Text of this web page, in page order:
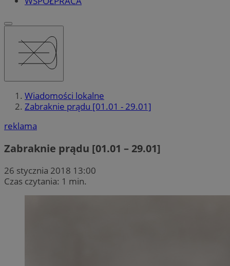
Wiadomości lokalne
Zabraknie prądu [01.01 - 29.01]
reklama
Zabraknie prądu [01.01 – 29.01]
26 stycznia 2018 13:00
Czas czytania: 1 min.